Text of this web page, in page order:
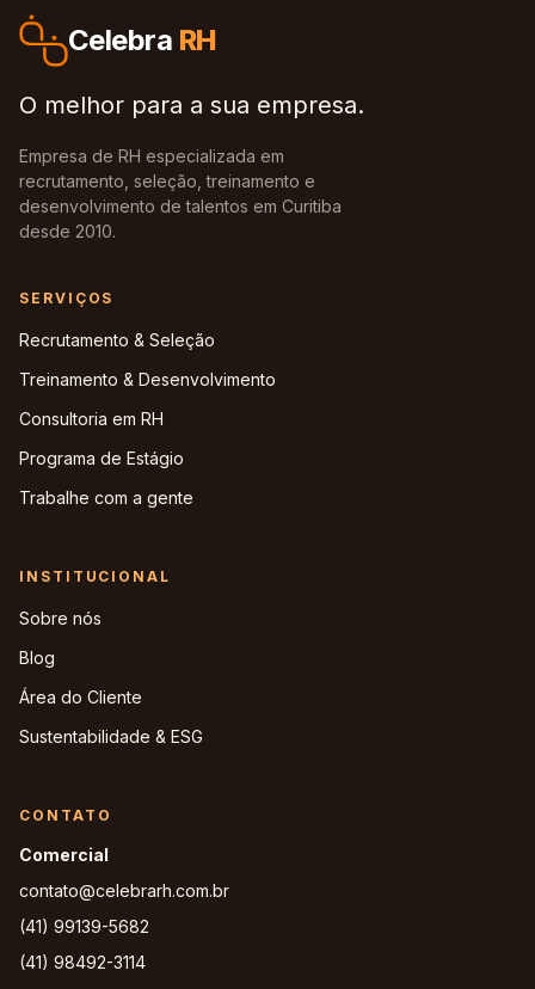
Celebra RH
O melhor para a sua empresa.
Empresa de RH especializada em
recrutamento, seleção, treinamento e
desenvolvimento de talentos em Curitiba
desde 2010.
SERVIÇOS
Recrutamento & Seleção
Treinamento & Desenvolvimento
Consultoria em RH
Programa de Estágio
Trabalhe com a gente
INSTITUCIONAL
Sobre nós
Blog
Área do Cliente
Sustentabilidade & ESG
CONTATO
Comercial
contato@celebrarh.com.br
(41) 99139-5682
(41) 98492-3114